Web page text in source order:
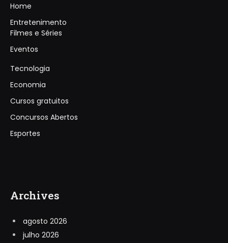
Home
Entretenimento
Filmes e Séries
Eventos
Tecnologia
Economia
Cursos gratuitos
Concursos Abertos
Esportes
Archives
agosto 2026
julho 2026